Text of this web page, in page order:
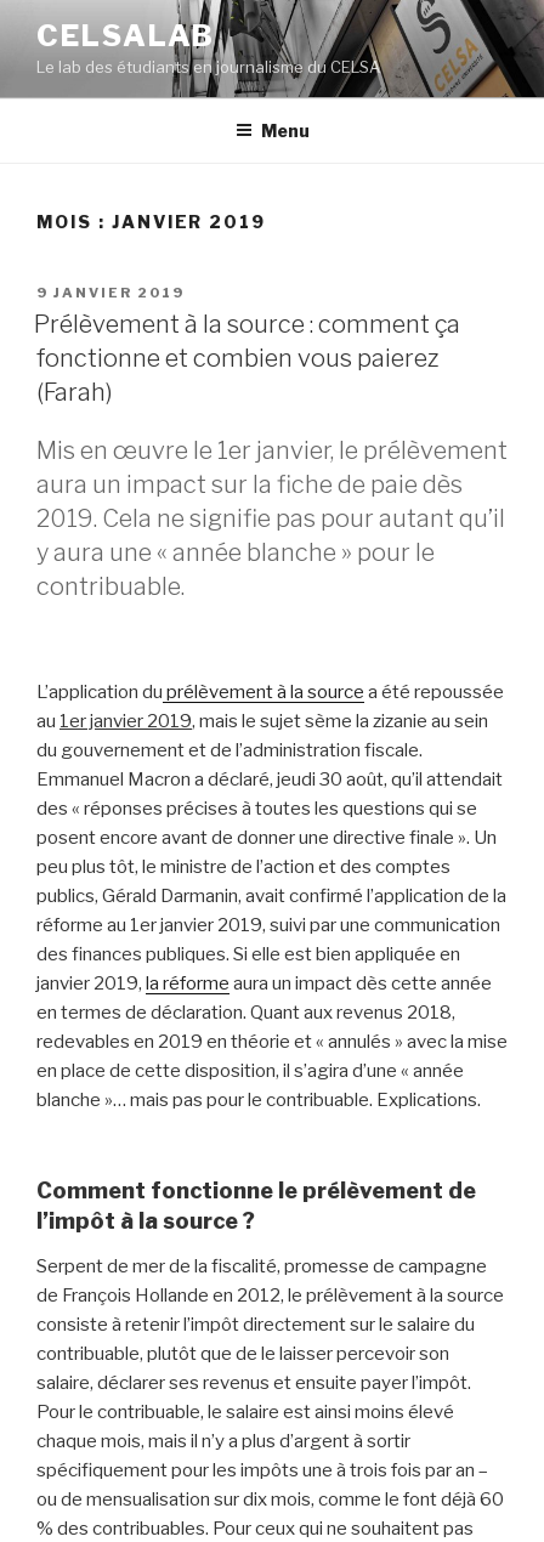
contenu
principal
CELSALAB
Le lab des étudiants en journalisme du CELSA
Menu
MOIS : JANVIER 2019
PUBLIÉ
LE
9 JANVIER 2019
Prélèvement à la source : comment ça
fonctionne et combien vous paierez
(Farah)
Mis en œuvre le 1er janvier, le prélèvement
aura un impact sur la fiche de paie dès
2019. Cela ne signifie pas pour autant qu’il
y aura une « année blanche » pour le
contribuable.
L’application du prélèvement à la source a été repoussée
au 1er janvier 2019, mais le sujet sème la zizanie au sein
du gouvernement et de l’administration fiscale.
Emmanuel Macron a déclaré, jeudi 30 août, qu’il attendait
des « réponses précises à toutes les questions qui se
posent encore avant de donner une directive finale ». Un
peu plus tôt, le ministre de l’action et des comptes
publics, Gérald Darmanin, avait confirmé l’application de la
réforme au 1er janvier 2019, suivi par une communication
des finances publiques. Si elle est bien appliquée en
janvier 2019, la réforme aura un impact dès cette année
en termes de déclaration. Quant aux revenus 2018,
redevables en 2019 en théorie et « annulés » avec la mise
en place de cette disposition, il s’agira d’une « année
blanche »… mais pas pour le contribuable. Explications.
Comment fonctionne le prélèvement de
l’impôt à la source ?
Serpent de mer de la fiscalité, promesse de campagne
de François Hollande en 2012, le prélèvement à la source
consiste à retenir l’impôt directement sur le salaire du
contribuable, plutôt que de le laisser percevoir son
salaire, déclarer ses revenus et ensuite payer l’impôt.
Pour le contribuable, le salaire est ainsi moins élevé
chaque mois, mais il n’y a plus d’argent à sortir
spécifiquement pour les impôts une à trois fois par an –
ou de mensualisation sur dix mois, comme le font déjà 60
% des contribuables. Pour ceux qui ne souhaitent pas